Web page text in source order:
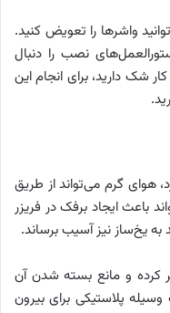
واشرها را تعویض کنید.
نصب را دنبال
شک دارید، برای انجام این
هوای گرم می‌تواند از طریق
باعث ایجاد برفک در فریزر
به یخ‌ساز نیز آسیب برساند.
کرده و مانع بسته شدن آن
پلاستیکی برای بیرون